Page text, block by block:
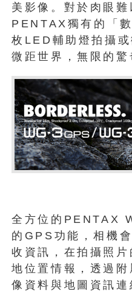
美影像。對於肉眼難
PENTAX獨有的「
枚LED輔助燈拍攝
微距世界，無限的驚
全方位的PENTAX
的GPS功能，相機
收資訊，在拍攝照
地位置情報，透過
像資料與地圖資訊